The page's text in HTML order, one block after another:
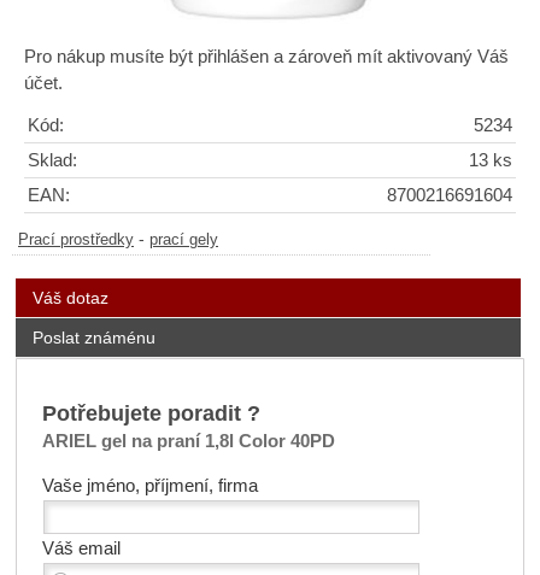
Pro nákup musíte být přihlášen a zároveň mít aktivovaný Váš
účet.
Kód:
5234
Sklad:
13 ks
EAN:
8700216691604
Prací prostředky - prací gely
Váš dotaz
Poslat známénu
Potřebujete poradit ?
ARIEL gel na praní 1,8l Color 40PD
Vaše jméno, příjmení, firma
Váš email